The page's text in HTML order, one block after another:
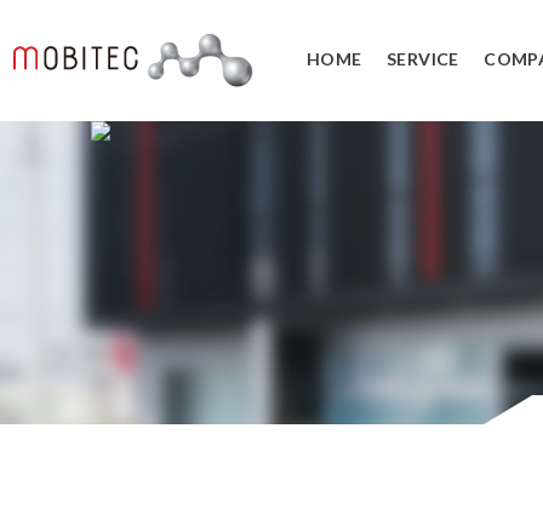
HOME SERVICE
データ管理